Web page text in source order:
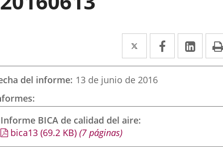
Twitter
Enlace
a
una
externa.
Facebook
Enlace
a
externa.
a
del informe 13 de junio de 2016
Informe BICA de calidad del aire
bica13 (69.2 KB) (7 páginas)